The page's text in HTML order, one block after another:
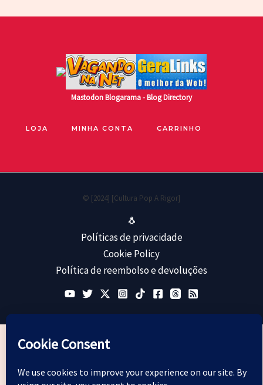
MastodonBlogarama - Blog Directory
LOJA MINHA CONTA CARRINHO
© [2024] [Cultura Pop A Rigor]
🐧
Políticas de privacidade
Cookie Policy
Política de reembolso e devoluções